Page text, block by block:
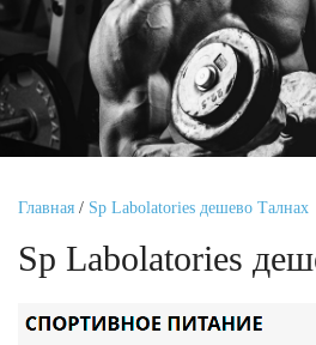
Главная / Sp Labolatories дешево Талнах
Sp Labolatories